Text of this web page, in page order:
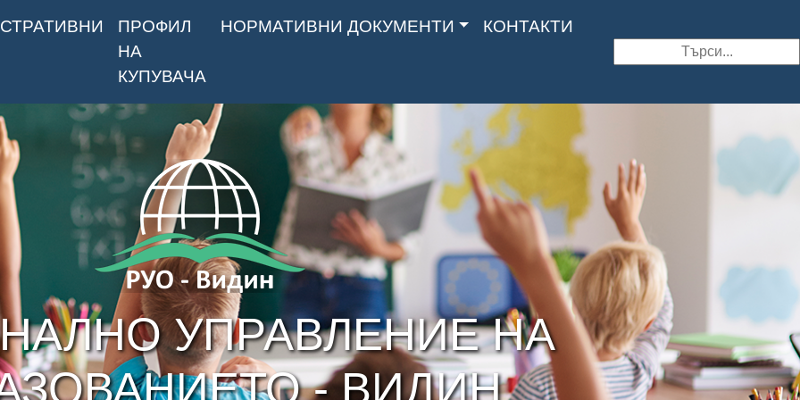
ПРОФИЛ
НА
КУПУВАЧА
НОРМАТИВНИ ДОКУМЕНТИ КОНТАКТИ
УПРАВЛЕНИЕ НА
- ВИДИН